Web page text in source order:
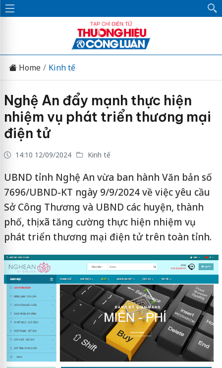
Home Kinh tế
Nghệ An đẩy mạnh thực hiện
nhiệm vụ phát triển thương mại
điện tử
14:10 12/09/2024 Kinh tế
UBND tỉnh Nghệ An vừa ban hành Văn bản số
7696/UBND-KT ngày 9/9/2024 về việc yêu cầu
Sở Công Thương và UBND các huyện, thành
phố, thị xã tăng cường thực hiện nhiệm vụ
phát triển thương mại điện tử trên toàn tỉnh.